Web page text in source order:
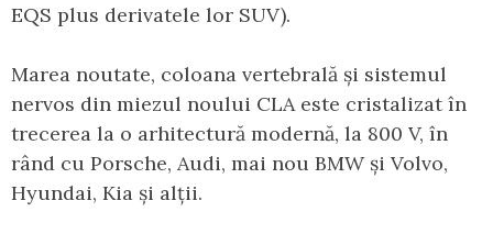
EQS plus derivatele lor SUV).
Marea noutate, coloana vertebrală și sistemul
nervos din miezul noului CLA este cristalizat în
trecerea la o arhitectură modernă, la 800 V, în
rând cu Porsche, Audi, mai nou BMW și Volvo,
Hyundai, Kia și alții.